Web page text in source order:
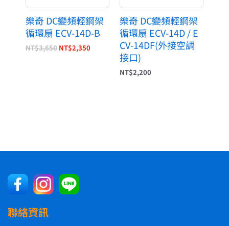
樂奇 DC變頻輕鋼架
循環扇 ECV-14D-B
NT$3,650 NT$2,350
樂奇 DC變頻輕鋼架
循環扇 ECV-14D / E
CV-14DF(外接空調
接口)
NT$2,200
聯絡資訊